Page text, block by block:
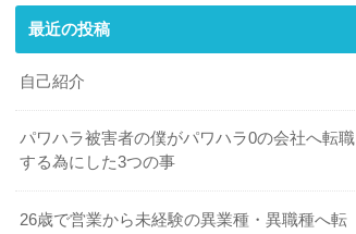
最近の投稿
自己紹介
パワハラ被害者の僕がパワハラ0の会社へ転職
する為にした3つの事
26歳で営業から未経験の異業種・異職種へ転